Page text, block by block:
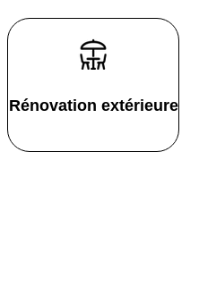
Rénovation extérieure